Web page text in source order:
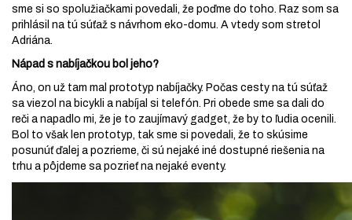
sme si so spolužiačkami povedali, že poďme do toho. Raz som sa
prihlásil na tú súťaž s návrhom eko-domu. A vtedy som stretol
Adriána.
Nápad s nabíjačkou bol jeho?
Áno, on už tam mal prototyp nabíjačky. Počas cesty na tú súťaž
sa viezol na bicykli a nabíjal si telefón. Pri obede sme sa dali do
reči a napadlo mi, že je to zaujímavý gadget, že by to ľudia ocenili.
Bol to však len prototyp, tak sme si povedali, že to skúsime
posunúť ďalej a pozrieme, či sú nejaké iné dostupné riešenia na
trhu a pôjdeme sa pozrieť na nejaké eventy.